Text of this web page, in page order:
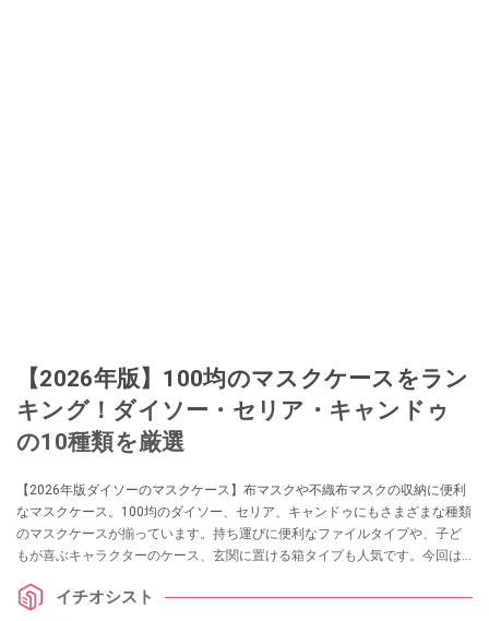
【2026年版】100均のマスクケースをラン
キング！ダイソー・セリア・キャンドゥ
の10種類を厳選
【2026年版ダイソーのマスクケース】布マスクや不織布マスクの収納に便利
なマスクケース。100均のダイソー、セリア、キャンドゥにもさまざまな種類
のマスクケースが揃っています。持ち運びに便利なファイルタイプや、子ど
もが喜ぶキャラクターのケース、玄関に置ける箱タイプも人気です。今回は
を機能性やデザインをもとにランキングにしてご紹介します。
イチオシスト